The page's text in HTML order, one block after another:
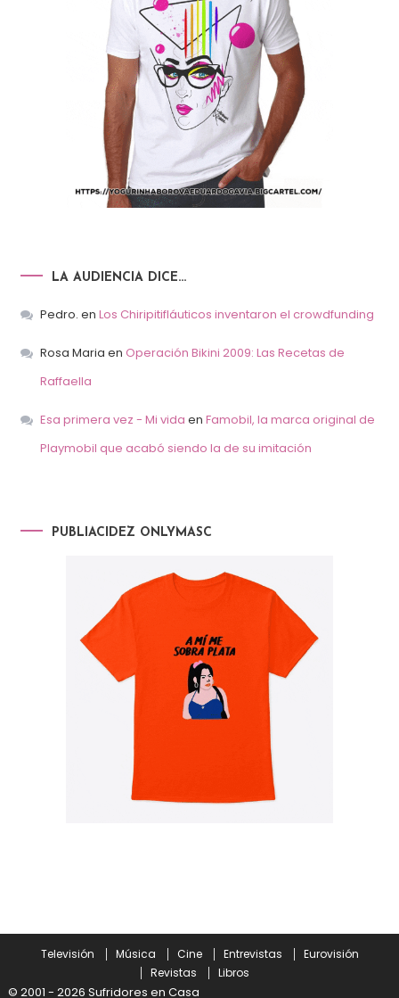
LA AUDIENCIA DICE…
Pedro. en Los Chiripitifláuticos inventaron el crowdfunding
Rosa Maria en Operación Bikini 2009: Las Recetas de
Raffaella
Esa primera vez - Mi vida en Famobil, la marca original de
Playmobil que acabó siendo la de su imitación
PUBLIACIDEZ ONLYMASC
Televisión Música Cine Entrevistas
Eurovisión
Revistas
Libros
© 2001 - 2026 Sufridores en Casa